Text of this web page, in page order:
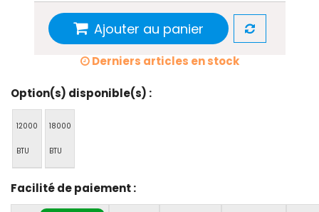
Ajouter au panier
Derniers articles en stock
Option(s) disponible(s) :
12000
BTU
18000
BTU
Facilité de paiement :